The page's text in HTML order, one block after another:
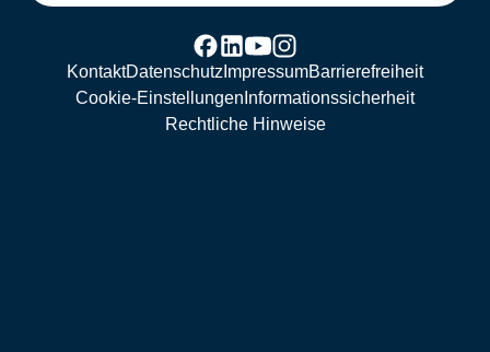
KontaktDatenschutz ImpressumBarrierefreiheit
Cookie-Einstellungen Informationssicherheit
Rechtliche Hinweise